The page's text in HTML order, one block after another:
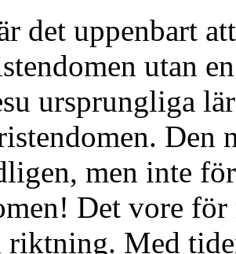
det uppenbart
utan
ursprungliga
Den
men inte
Det vore
riktning. Med